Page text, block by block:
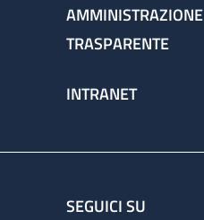
AMMINISTRAZIONE
TRASPARENTE
INTRANET
SEGUICI SU